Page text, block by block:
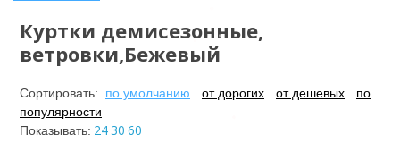
Куртки демисезонные,
ветровки,Бежевый
Сортировать: по умолчанию от дорогих от дешевых
по
популярности
Показывать: 2430 60